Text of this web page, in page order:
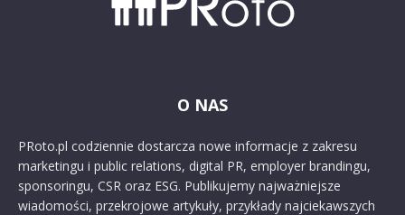
O NAS
PRoto.pl codziennie dostarcza nowe informacje z zakresu
marketingu i public relations, digital PR, employer brandingu,
sponsoringu, CSR oraz ESG. Publikujemy najważniejsze
wiadomości, przekrojowe artykuły, przykłady najciekawszych